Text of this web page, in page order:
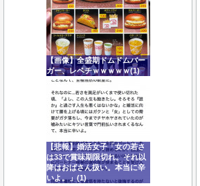
【画像】全盛期ドムドムバー
ガー、レベチｗｗｗｗｗ(1)
【悲報】婚活女子「女の若さ
は33で賞味期限切れ。それ以
降はおばさん扱い。本当に辛
いよ。」(1)